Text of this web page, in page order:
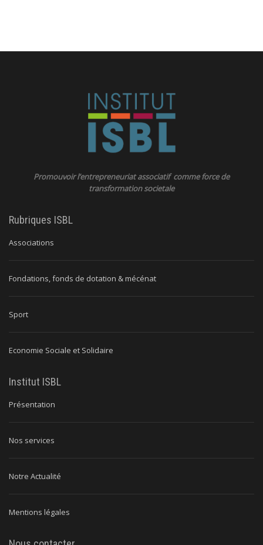
Promouvoir l’entrepreneuriat associatif comme force de
transformation societale
Rubriques ISBL
Associations
Fondations, fonds de dotation & mécénat
Sport
Economie Sociale et Solidaire
Institut ISBL
Présentation
Nos services
Notre Actualité
Mentions légales